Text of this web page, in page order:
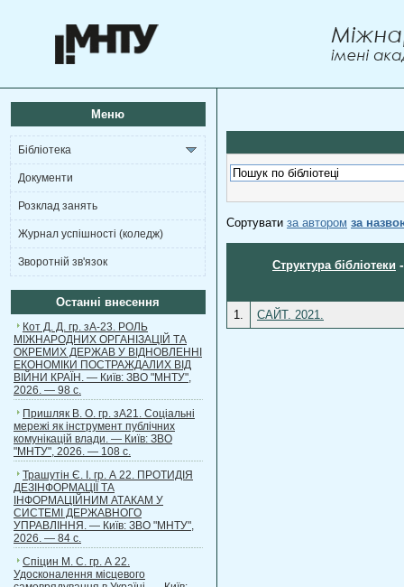
Меню
Бібліотека
Документи
Розклад занять
Журнал успішності (коледж)
Зворотній зв'язок
Останні внесення
Кот Д. Д. гр. зА-23. РОЛЬ
МІЖНАРОДНИХ ОРГАНІЗАЦІЙ ТА
ОКРЕМИХ ДЕРЖАВ У ВІДНОВЛЕННІ
ЕКОНОМІКИ ПОСТРАЖДАЛИХ ВІД
ВІЙНИ КРАЇН. — Київ: ЗВО "МНТУ",
2026. — 98 с.
Пришляк В. О. гр. зА21. Соціальні
мережі як інструмент публічних
комунікацій влади. — Київ: ЗВО
"МНТУ", 2026. — 108 с.
Трашутін Є. І. гр. А 22. ПРОТИДІЯ
ДЕЗІНФОРМАЦІЇ ТА
ІНФОРМАЦІЙНИМ АТАКАМ У
СИСТЕМІ ДЕРЖАВНОГО
УПРАВЛІННЯ. — Київ: ЗВО "МНТУ",
2026. — 84 с.
Спіцин М. С. гр. А 22.
Удосконалення місцевого
Сортувати за автором за
Структура бібліотеки
1. САЙТ. 2021.